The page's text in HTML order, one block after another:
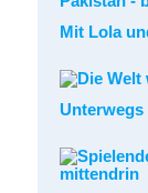
Mit Lola